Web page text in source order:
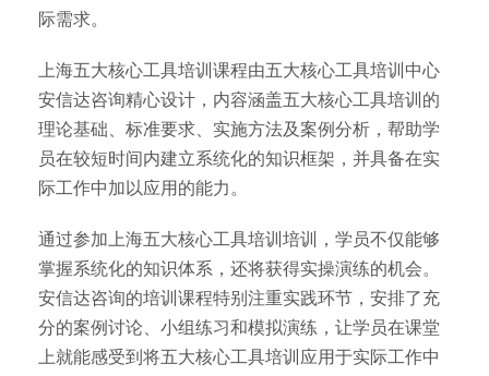
际需求。
上海五大核心工具培训课程由五大核心工具培训中心
安信达咨询精心设计，内容涵盖五大核心工具培训的
理论基础、标准要求、实施方法及案例分析，帮助学
员在较短时间内建立系统化的知识框架，并具备在实
际工作中加以应用的能力。
通过参加上海五大核心工具培训培训，学员不仅能够
掌握系统化的知识体系，还将获得实操演练的机会。
安信达咨询的培训课程特别注重实践环节，安排了充
分的案例讨论、小组练习和模拟演练，让学员在课堂
上就能感受到将五大核心工具培训应用于实际工作中